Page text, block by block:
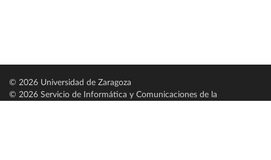
© 2026 Universidad de Zaragoza
© 2026 Servicio de Informática y Comunicaciones de la